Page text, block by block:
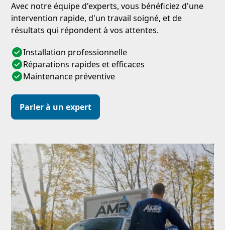
Avec notre équipe d'experts, vous bénéficiez d'une
intervention rapide, d'un travail soigné, et de
résultats qui répondent à vos attentes.
Installation professionnelle
Réparations rapides et efficaces
Maintenance préventive
Parler à un expert